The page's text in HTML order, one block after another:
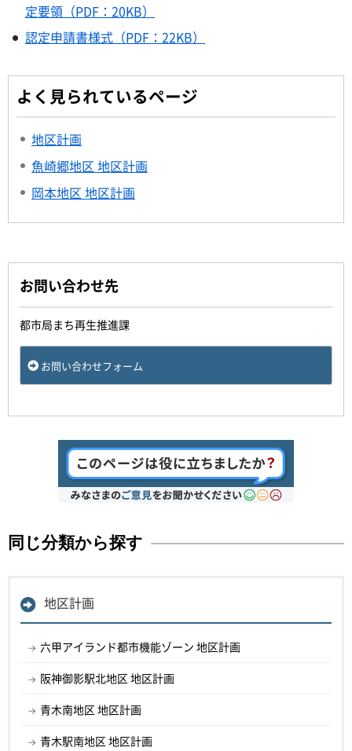
定要領（PDF：20KB）
認定申請書様式（PDF：22KB）
よく見られているページ
地区計画
魚崎郷地区 地区計画
岡本地区 地区計画
お問い合わせ先
都市局まち再生推進課
お問い合わせフォーム
同じ分類から探す
地区計画
六甲アイランド都市機能ゾーン 地区計画
阪神御影駅北地区 地区計画
青木南地区 地区計画
青木駅南地区 地区計画